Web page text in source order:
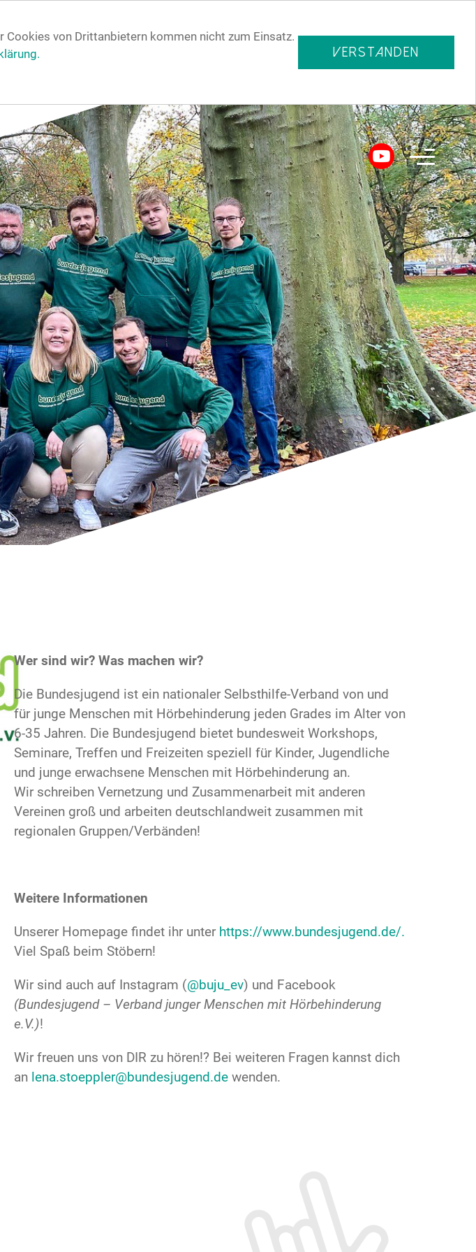
VERSTANDEN
von Drittanbietern kommen nicht zum Einsatz.
Wer sind wir? Was machen wir?
Die Bundesjugend ist ein nationaler Selbsthilfe-Verband von und
für junge Menschen mit Hörbehinderung jeden Grades im Alter von
6-35 Jahren. Die Bundesjugend bietet bundesweit Workshops,
Seminare, Treffen und Freizeiten speziell für Kinder, Jugendliche
und junge erwachsene Menschen mit Hörbehinderung an.
Wir schreiben Vernetzung und Zusammenarbeit mit anderen
Vereinen groß und arbeiten deutschlandweit zusammen mit
regionalen Gruppen/Verbänden!
Weitere Informationen
Unserer Homepage findet ihr unter https://www.bundesjugend.de/.
Viel Spaß beim Stöbern!
Wir sind auch auf Instagram (@buju_ev) und Facebook
(Bundesjugend – Verband junger Menschen mit Hörbehinderung
e.V.)!
Wir freuen uns von DIR zu hören!? Bei weiteren Fragen kannst dich
an lena.stoeppler@bundesjugend.de wenden.